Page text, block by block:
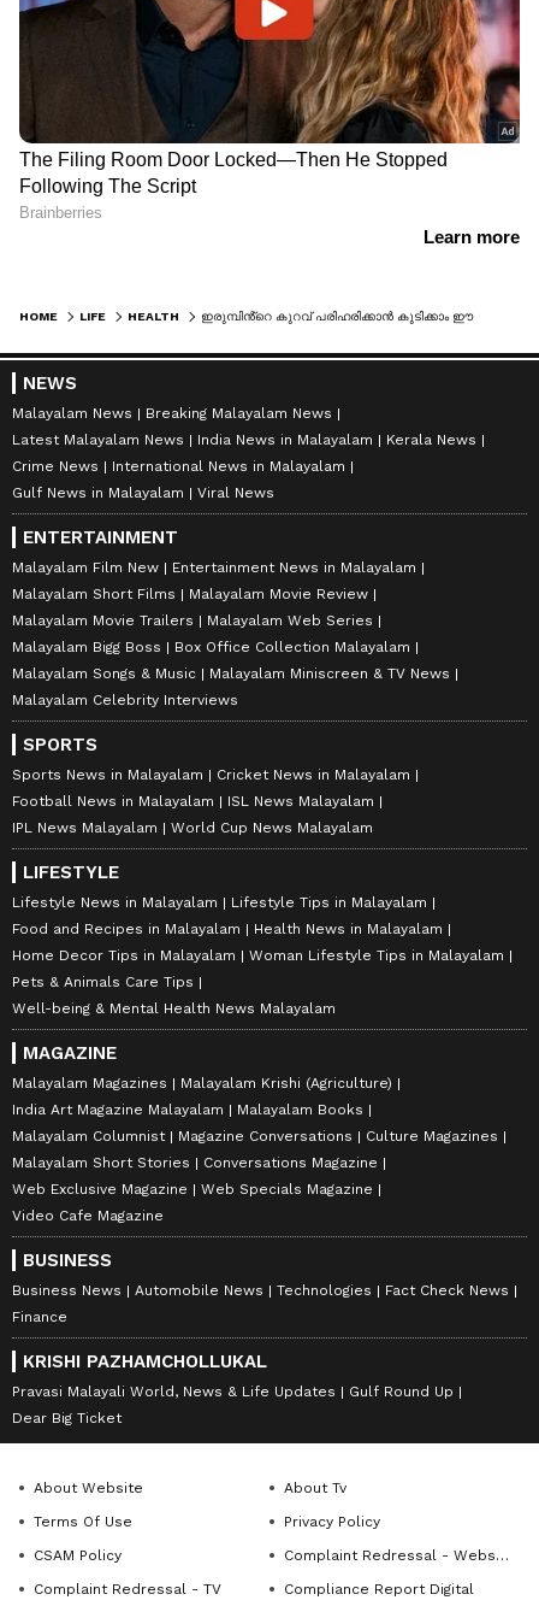
HOME LIFE HEALTH
NEWS
Malayalam News
Breaking Malayalam News
Latest Malayalam News
India News in Malayalam
Kerala News
Crime News
International News in Malayalam
Gulf News in Malayalam
Viral News
ENTERTAINMENT
Malayalam Film New
Entertainment News in Malayalam
Malayalam Short Films
Malayalam Movie Review
Malayalam Movie Trailers
Malayalam Web Series
Malayalam Bigg Boss
Box Office Collection Malayalam
Malayalam Songs & Music
Malayalam Miniscreen & TV News
Malayalam Celebrity Interviews
SPORTS
Sports News in Malayalam
Cricket News in Malayalam
Football News in Malayalam
ISL News Malayalam
IPL News Malayalam
World Cup News Malayalam
LIFESTYLE
Lifestyle News in Malayalam
Lifestyle Tips in Malayalam
Food and Recipes in Malayalam
Health News in Malayalam
Home Decor Tips in Malayalam
Woman Lifestyle Tips in Malayalam
Pets & Animals Care Tips
Well-being & Mental Health News Malayalam
MAGAZINE
Malayalam Magazines
Malayalam Krishi (Agriculture)
India Art Magazine Malayalam
Malayalam Books
Malayalam Columnist
Magazine Conversations
Culture Magazines
Malayalam Short Stories
Conversations Magazine
Web Exclusive Magazine
Web Specials Magazine
Video Cafe Magazine
BUSINESS
Business News Automobile News Technologies
Fact Check News
Finance
KRISHI PAZHAMCHOLLUKAL
Pravasi Malayali World, News & Life Updates
Gulf Round Up
Dear Big Ticket
About Website
About Tv
Terms Of Use
Privacy Policy
CSAM Policy
Complaint Redressal - Website
Complaint Redressal - TV
Compliance Report Digital